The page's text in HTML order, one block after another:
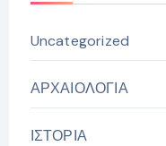
Uncategorized
ΑΡΧΑΙΟΛΟΓΙΑ
ΙΣΤΟΡΙΑ